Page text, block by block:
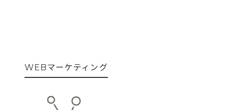
WEBマーケティング